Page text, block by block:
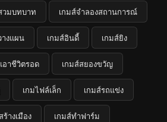
วมบทบาท เกมส์จำลองสถานการณ์
างแผน เกมส์อินดี้ เกมส์ยิง
อาชีวิตรอด เกมส์สยองขวัญ
เกมไฟล์เล็ก เกมส์รถแข่ง
ร้างเมือง เกมส์ทำฟาร์ม